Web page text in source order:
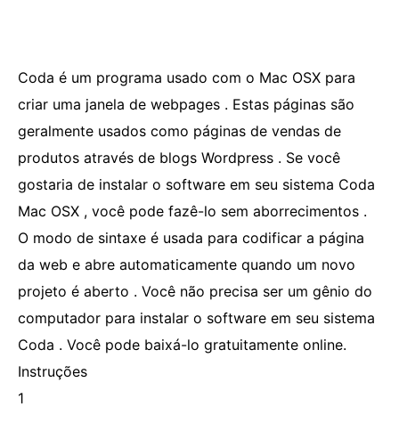
Coda é um programa usado com o Mac OSX para
criar uma janela de webpages . Estas páginas são
geralmente usados ​​como páginas de vendas de
produtos através de blogs Wordpress . Se você
gostaria de instalar o software em seu sistema Coda
Mac OSX , você pode fazê-lo sem aborrecimentos .
O modo de sintaxe é usada para codificar a página
da web e abre automaticamente quando um novo
projeto é aberto . Você não precisa ser um gênio do
computador para instalar o software em seu sistema
Coda . Você pode baixá-lo gratuitamente online.
Instruções
1